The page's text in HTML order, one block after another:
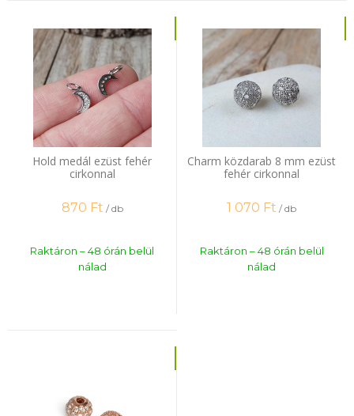
Hold medál ezüst fehér
cirkonnal
870 Ft / db
Raktáron – 48 órán belül
nálad
Charm közdarab 8 mm ezüst
fehér cirkonnal
1 070 Ft / db
Raktáron – 48 órán belül
nálad